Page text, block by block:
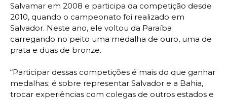
Salvamar em 2008 e participa da competição desde
2010, quando o campeonato foi realizado em
Salvador. Neste ano, ele voltou da Paraíba
carregando no peito uma medalha de ouro, uma de
prata e duas de bronze.
“Participar dessas competições é mais do que ganhar
medalhas; é sobre representar Salvador e a Bahia,
trocar experiências com colegas de outros estados e